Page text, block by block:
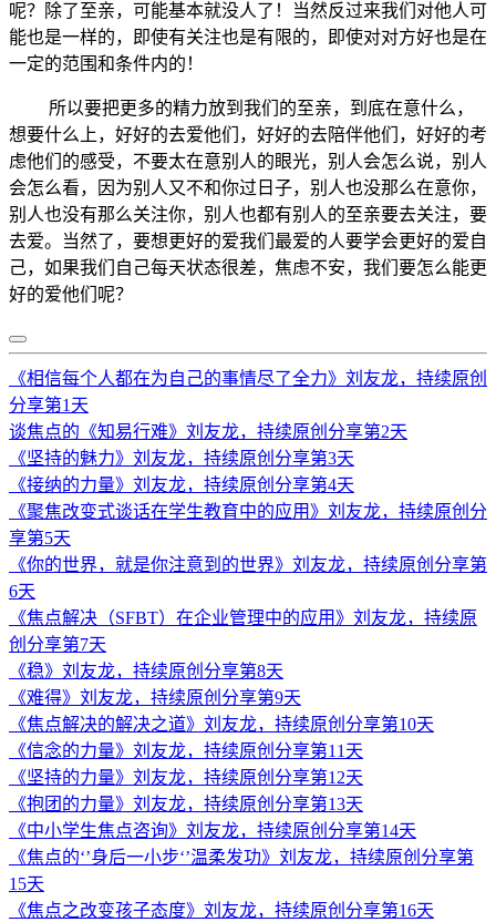
呢？除了至亲，可能基本就没人了！当然反过来我们对他人可
能也是一样的，即使有关注也是有限的，即使对对方好也是在
一定的范围和条件内的！
所以要把更多的精力放到我们的至亲，到底在意什么，
想要什么上，好好的去爱他们，好好的去陪伴他们，好好的考
虑他们的感受，不要太在意别人的眼光，别人会怎么说，别人
会怎么看，因为别人又不和你过日子，别人也没那么在意你，
别人也没有那么关注你，别人也都有别人的至亲要去关注，要
去爱。当然了，要想更好的爱我们最爱的人要学会更好的爱自
己，如果我们自己每天状态很差，焦虑不安，我们要怎么能更
好的爱他们呢？
《相信每个人都在为自己的事情尽了全力》刘友龙，持续原创
分享第1天
谈焦点的《知易行难》刘友龙，持续原创分享第2天
《坚持的魅力》刘友龙，持续原创分享第3天
《接纳的力量》刘友龙，持续原创分享第4天
《聚焦改变式谈话在学生教育中的应用》刘友龙，持续原创分
享第5天
《你的世界，就是你注意到的世界》刘友龙，持续原创分享第
6天
《焦点解决（SFBT）在企业管理中的应用》刘友龙，持续原
创分享第7天
《稳》刘友龙，持续原创分享第8天
《难得》刘友龙，持续原创分享第9天
《焦点解决的解决之道》刘友龙，持续原创分享第10天
《信念的力量》刘友龙，持续原创分享第11天
《坚持的力量》刘友龙，持续原创分享第12天
《抱团的力量》刘友龙，持续原创分享第13天
《中小学生焦点咨询》刘友龙，持续原创分享第14天
《焦点的‘’身后一小步‘’温柔发功》刘友龙，持续原创分享第
15天
《焦点之改变孩子态度》刘友龙，持续原创分享第16天